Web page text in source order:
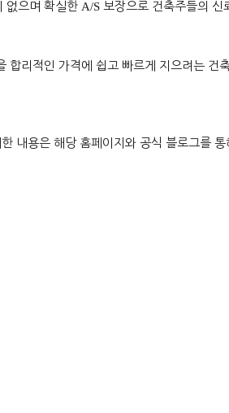
없으며 확실한 A/S 보장으로 건축주들의 신
합리적인 가격에 쉽고 빠르게 지으려는 건
내용은 해당 홈페이지와 공식 블로그를